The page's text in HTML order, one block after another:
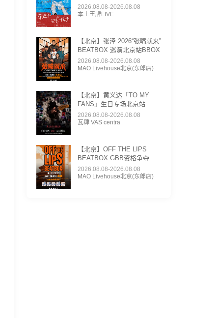
2026.08.08-2026.08.08
本土王牌LIVE
【北京】张泽 2026“张嘴就来”
BEATBOX 巡演北京站BBOX
2026.08.08-2026.08.08
MAO Livehouse北京(东郎店)
【北京】黄义达「TO MY
FANS」生日专场北京站
2026.08.08-2026.08.08
瓦肆 VAS centra
【北京】OFF THE LIPS
BEATBOX GBB资格争夺
2026.08.08-2026.08.08
MAO Livehouse北京(东郎店)